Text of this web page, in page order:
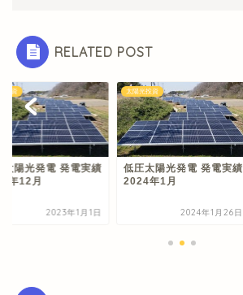
RELATED POST
投資
太陽光発電 発電実績
年12月
2023年1月1日
太陽光投資
低圧太陽光発電 発電実績
2024年1月
2024年1月26日